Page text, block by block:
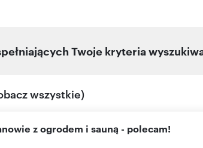
Twoje kryteria
wszystkie)
z ogrodem i sauną - polecam!